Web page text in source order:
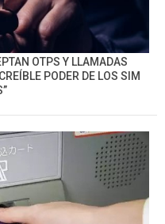
OTPS Y LLAMADAS
PODER DE LOS SIM